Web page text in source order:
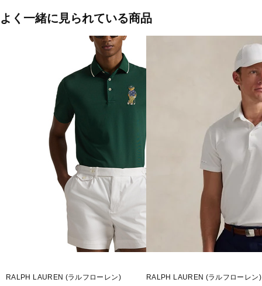
◇ストレートなスリット入りの裾。
◇リサイクルポリエステルを使用した商品。
■カラー(メーカー表記)：
ホワイト(100：ホワイト)
■素材：本体/ポリエステル91％ ポリウレタン9％ 装飾部分を除く
■ネックタイプ：その他
■生産国：ベトナム
よく一緒に見られている商品
RALPH LAUREN (ラルフローレン) RALPH LAUREN (ラルフローレン)